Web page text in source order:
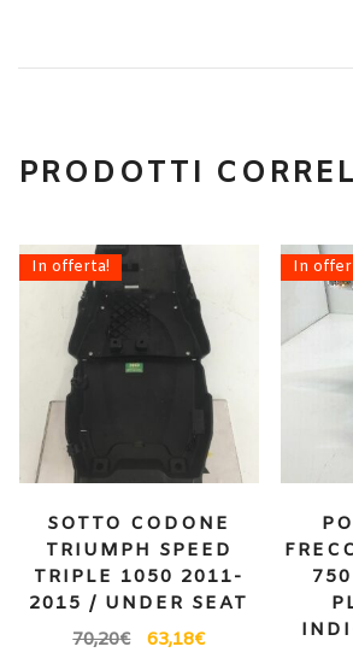
PRODOTTI
In offerta!
SOTTO CODONE
TRIUMPH SPEED
TRIPLE 1050 2011-
2015 / UNDER SEAT
70,20€ 63,18€
In